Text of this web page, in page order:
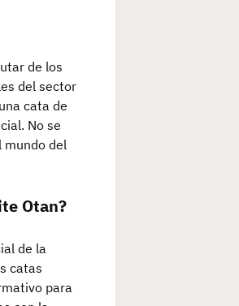
de los
del sector
cata de
No se
mundo del
Otan?
de la
catas
para